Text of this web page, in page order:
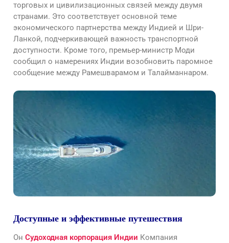
торговых и цивилизационных связей между двумя
странами. Это соответствует основной теме
экономического партнерства между Индией и Шри-
Ланкой, подчеркивающей важность транспортной
доступности. Кроме того, премьер-министр Моди
сообщил о намерениях Индии возобновить паромное
сообщение между Рамешварамом и Талайманнаром.
Доступные и эффективные путешествия
Он Судоходная корпорация Индии Компания